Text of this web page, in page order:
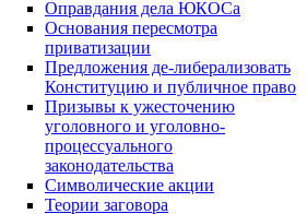
Оправдания дела ЮКОСа
Основания пересмотра
приватизации
Предложения де-либерализовать
Конституцию и публичное право
Призывы к ужесточению
уголовного и уголовно-
процессуального
законодательства
Символические акции
Теории заговора